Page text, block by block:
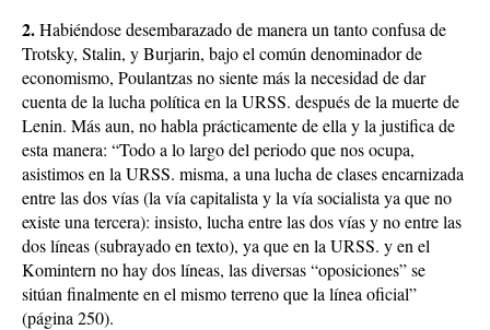
2.Habiéndose desembarazado de manera un tanto confusa de
Trotsky, Stalin, y Burjarin, bajo el común denominador de
economismo, Poulantzas no siente más la necesidad de dar
cuenta de la lucha política en la URSS. después de la muerte de
Lenin. Más aun, no habla prácticamente de ella y la justifica de
esta manera: “Todo a lo largo del periodo que nos ocupa,
asistimos en la URSS. misma, a una lucha de clases encarnizada
entre las dos vías (la vía capitalista y la vía socialista ya que no
existe una tercera): insisto, lucha entre las dos vías y no entre las
dos líneas (subrayado en texto), ya que en la URSS. y en el
Komintern no hay dos líneas, las diversas “oposiciones” se
sitúan finalmente en el mismo terreno que la línea oficial”
(página 250).